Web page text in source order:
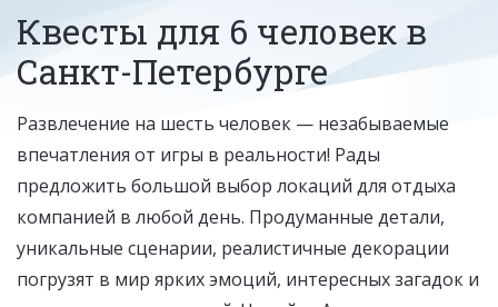
Квесты для 6 человек в
Санкт-Петербурге
Развлечение на шесть человек — незабываемые
впечатления от игры в реальности! Рады
предложить большой выбор локаций для отдыха
компанией в любой день. Продуманные детали,
уникальные сценарии, реалистичные декорации
погрузят в мир ярких эмоций, интересных загадок и